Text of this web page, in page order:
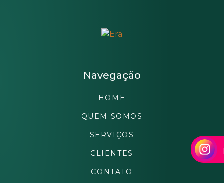
Navegação
HOME
QUEM SOMOS
SERVIÇOS
CLIENTES
CONTATO